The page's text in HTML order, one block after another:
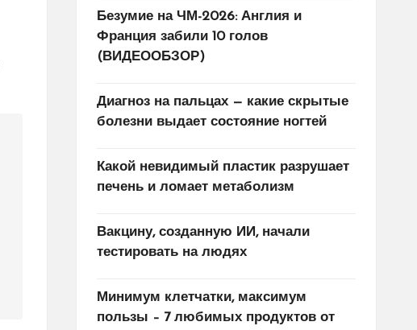
Безумие на ЧМ-2026: Англия и
Франция забили 10 голов
(ВИДЕООБЗОР)
Диагноз на пальцах — какие скрытые
болезни выдает состояние ногтей
Какой невидимый пластик разрушает
печень и ломает метаболизм
Вакцину, созданную ИИ, начали
тестировать на людях
Минимум клетчатки, максимум
пользы – 7 любимых продуктов от